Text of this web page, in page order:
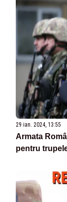
29 ian. 2024, 13:55
Armata
pentru